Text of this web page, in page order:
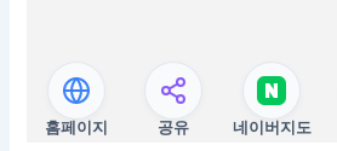
홈페이지 공유 네이버지도